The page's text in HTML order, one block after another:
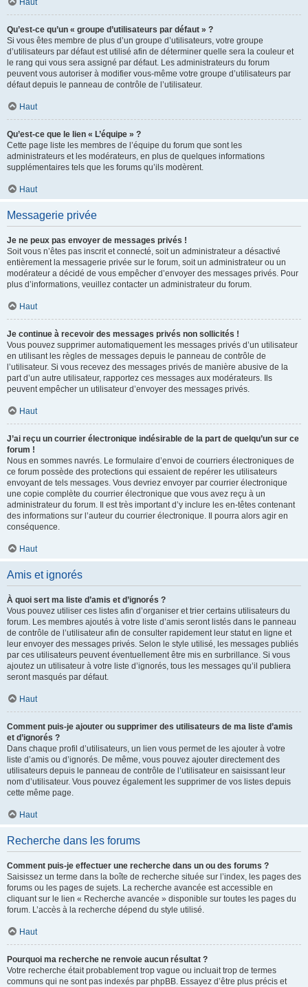
Haut
Qu’est-ce qu’un « groupe d’utilisateurs par défaut » ?
Si vous êtes membre de plus d’un groupe d’utilisateurs, votre groupe
d’utilisateurs par défaut est utilisé afin de déterminer quelle sera la couleur et
le rang qui vous sera assigné par défaut. Les administrateurs du forum
peuvent vous autoriser à modifier vous-même votre groupe d’utilisateurs par
défaut depuis le panneau de contrôle de l’utilisateur.
Haut
Qu’est-ce que le lien « L’équipe » ?
Cette page liste les membres de l’équipe du forum que sont les
administrateurs et les modérateurs, en plus de quelques informations
supplémentaires tels que les forums qu’ils modèrent.
Haut
Messagerie privée
Je ne peux pas envoyer de messages privés !
Soit vous n’êtes pas inscrit et connecté, soit un administrateur a désactivé
entièrement la messagerie privée sur le forum, soit un administrateur ou un
modérateur a décidé de vous empêcher d’envoyer des messages privés. Pour
plus d’informations, veuillez contacter un administrateur du forum.
Haut
Je continue à recevoir des messages privés non sollicités !
Vous pouvez supprimer automatiquement les messages privés d’un utilisateur
en utilisant les règles de messages depuis le panneau de contrôle de
l’utilisateur. Si vous recevez des messages privés de manière abusive de la
part d’un autre utilisateur, rapportez ces messages aux modérateurs. Ils
peuvent empêcher un utilisateur d’envoyer des messages privés.
Haut
J’ai reçu un courrier électronique indésirable de la part de quelqu’un sur ce
forum !
Nous en sommes navrés. Le formulaire d’envoi de courriers électroniques de
ce forum possède des protections qui essaient de repérer les utilisateurs
envoyant de tels messages. Vous devriez envoyer par courrier électronique
une copie complète du courrier électronique que vous avez reçu à un
administrateur du forum. Il est très important d’y inclure les en-têtes contenant
des informations sur l’auteur du courrier électronique. Il pourra alors agir en
conséquence.
Haut
Amis et ignorés
À quoi sert ma liste d’amis et d’ignorés ?
Vous pouvez utiliser ces listes afin d’organiser et trier certains utilisateurs du
forum. Les membres ajoutés à votre liste d’amis seront listés dans le panneau
de contrôle de l’utilisateur afin de consulter rapidement leur statut en ligne et
leur envoyer des messages privés. Selon le style utilisé, les messages publiés
par ces utilisateurs peuvent éventuellement être mis en surbrillance. Si vous
ajoutez un utilisateur à votre liste d’ignorés, tous les messages qu’il publiera
seront masqués par défaut.
Haut
Comment puis-je ajouter ou supprimer des utilisateurs de ma liste d’amis
et d’ignorés ?
Dans chaque profil d’utilisateurs, un lien vous permet de les ajouter à votre
liste d’amis ou d’ignorés. De même, vous pouvez ajouter directement des
utilisateurs depuis le panneau de contrôle de l’utilisateur en saisissant leur
nom d’utilisateur. Vous pouvez également les supprimer de vos listes depuis
cette même page.
Haut
Recherche dans les forums
Comment puis-je effectuer une recherche dans un ou des forums ?
Saisissez un terme dans la boîte de recherche située sur l’index, les pages des
forums ou les pages de sujets. La recherche avancée est accessible en
cliquant sur le lien « Recherche avancée » disponible sur toutes les pages du
forum. L’accès à la recherche dépend du style utilisé.
Haut
Pourquoi ma recherche ne renvoie aucun résultat ?
Votre recherche était probablement trop vague ou incluait trop de termes
communs qui ne sont pas indexés par phpBB. Essayez d’être plus précis et